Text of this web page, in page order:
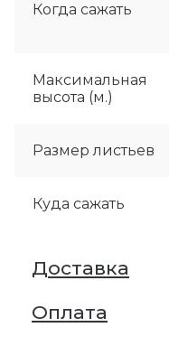
Когда сажать
Максимальная
высота (м.)
Размер листьев
Куда сажать
Доставка
Оплата